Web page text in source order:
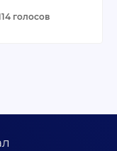
голосов